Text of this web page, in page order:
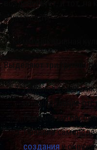
воздействует, и тот,
в частности.
1. Коммуникативная
Выделяют три группы
Правила
игнорирование
Правила
Правила
созданияу